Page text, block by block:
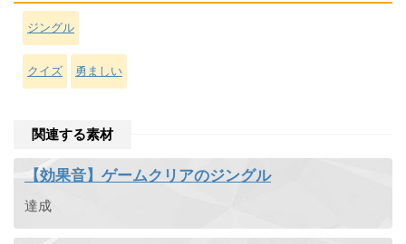
ジングル
クイズ 勇ましい
関連する素材
【効果音】ゲームクリアのジングル
達成